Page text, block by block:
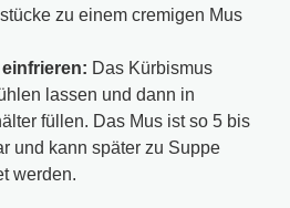
zu einem cremigen Mus
Das Kürbismus
lassen und dann in
füllen. Das Mus ist so 5 bis
und kann später zu Suppe
werden.